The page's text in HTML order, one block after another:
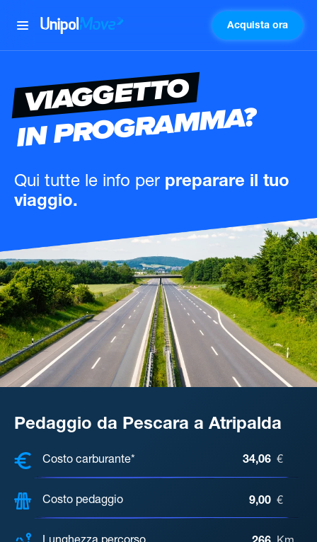
UnipolMove Acquista ora
VIAGGETTO
IN PROGRAMMA?
Qui tutte le info per preparare il tuo
viaggio.
Pedaggio da Pescara a Atripalda
COSTI, DISTANZA, TEMPO DI
Costo carburante* 34,06 €
Costo pedaggio 9,00 €